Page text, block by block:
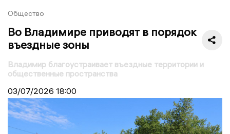
Общество
Во Владимире приводят в порядок
въездные зоны
Владимир благоустраивает въездные территории и
общественные пространства
03/07/2026 18:00